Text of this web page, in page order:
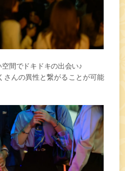
間でドキドキの出会い♪
さんの異性と繋がることが可能